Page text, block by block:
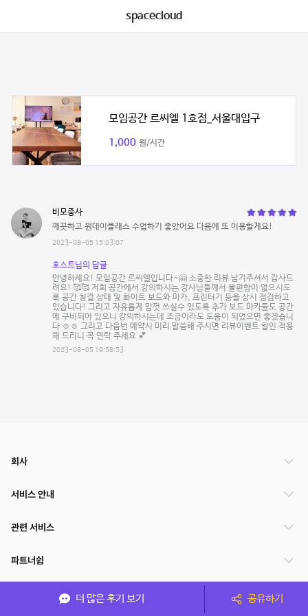
spacecloud
모임공간 르씨엘 1호점_서울대입구
1,000 원/시간
비모중사
깨끗하고 원데이클래스 수업하기 좋았어요 다음에 또 이용할게요!
2023-08-05 15:03:07
호스트님의 답글
안녕하세요! 모임공간 르씨엘입니다~🤗 소중한 리뷰 남겨주셔서 감사드
려요! 🥰🥰 저희 공간에서 강의하시는 강사님들께서 불편함이 없으시도
록 공간 청결 상태 및 화이트 보드와 마카, 프린터기 등을 상시 점검하고
있습니다! 그리고 자유롭게 맘껏 쓰실수 있도록 추가 보드 마카들도 공간
에 구비되어 있으니 강의하시는데 조금이라도 도움이 되었으면 좋겠습니
다 ☺️☺️ 그리고 다음번 예약시 미리 말씀해 주시면 리뷰이벤트 할인 적용
해 드리니 꼭 연락 주세요 💕
2023-08-05 19:58:53
더 많은 후기 보기 공유하기
회사
서비스 안내
관련 서비스
파트너쉽
서비스 제공 국가